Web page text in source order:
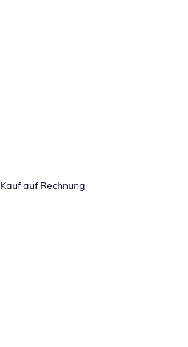
Kauf auf Rechnung